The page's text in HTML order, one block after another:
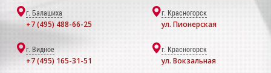
г. Балашиха
+7 (495) 488-66-25
г. Красногорск
ул. Пионерская
г. Видное
+7 (495) 165-31-51
г. Красногорск
ул. Вокзальная